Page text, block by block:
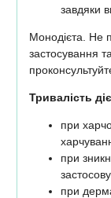
завдяки
Монодієта. Не
застосування
Тривалість
при
при
при